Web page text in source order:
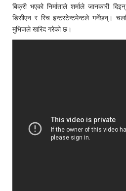
बिक्री भएको निर्माताले शर्माले जानकारी
डिसीएन र रिच इन्टरटेन्टमेन्टले गर्नेछन्।
मुभिजले खरिद गरेको छ।